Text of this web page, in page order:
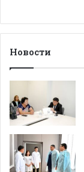
Новости